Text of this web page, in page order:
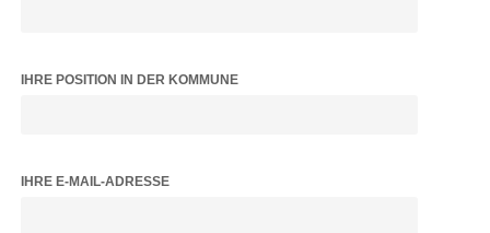
IHRE POSITION IN DER KOMMUNE
IHRE E-MAIL-ADRESSE